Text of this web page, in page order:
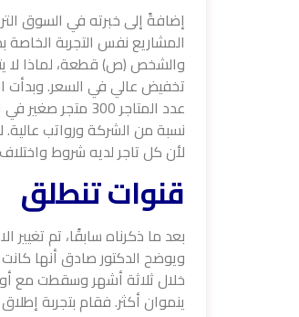
إضافةً إلى خبرته في السوق
المشاريع نفس التجربة
والشخص (ص) قطعة، لماذا لا
تخفيض عالي في السعر. وبدأت
عدد المتاجر
نسبة من الشركة ورواتب
لأن كل تاجر لديه شروط
قنوات تنطلق
ويوضح الدكتور صادق أنها
ينموان أكثر. فقام بتجربة